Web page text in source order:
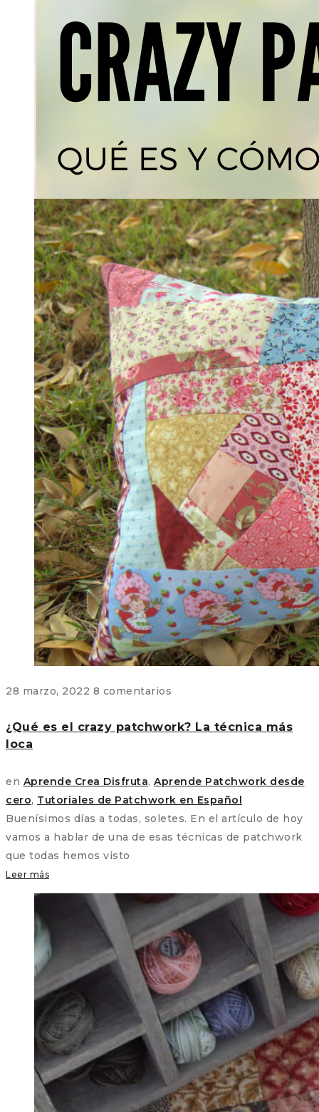
28 marzo, 2022 8 comentarios
¿Qué es el crazy patchwork? La técnica más
loca
en Aprende Crea Disfruta, Aprende Patchwork desde
cero, Tutoriales de Patchwork en Español
Buenísimos días a todas, soletes. En el artículo de hoy
vamos a hablar de una de esas técnicas de patchwork
que todas hemos visto
Leer más